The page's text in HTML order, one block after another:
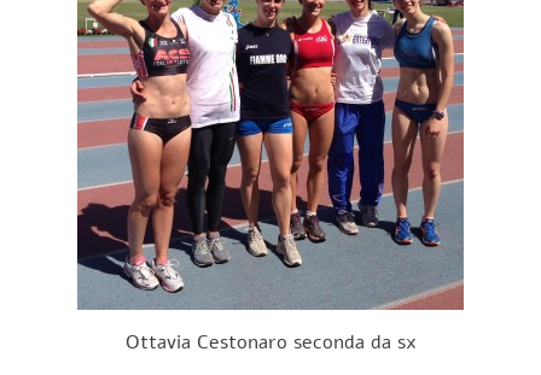
Ottavia Cestonaro seconda da sx